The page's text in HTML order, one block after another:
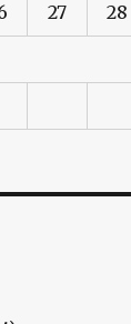
27 28